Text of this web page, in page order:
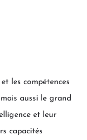
les compétences
aussi le grand
et leur
capacités